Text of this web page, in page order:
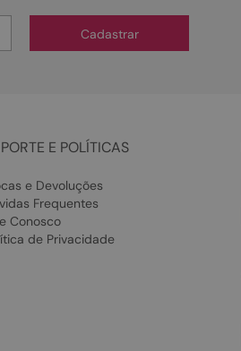
Cadastrar
E POLÍTICAS
e Devoluções
Frequentes
Conosco
de Privacidade